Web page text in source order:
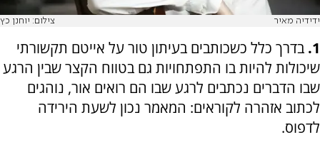
ידידיה מאיר צילום: יוחנן כץ
1. בדרך כלל כשכותבים בעיתון טור על אייטם תקשורתי
שיכולות להיות בו התפתחויות גם בטווח הקצר שבין הרגע
שבו הדברים נכתבים לרגע שבו הם רואים אור, נוהגים
לכתוב אזהרה לקוראים: המאמר נכון לשעת הירידה
לדפוס.